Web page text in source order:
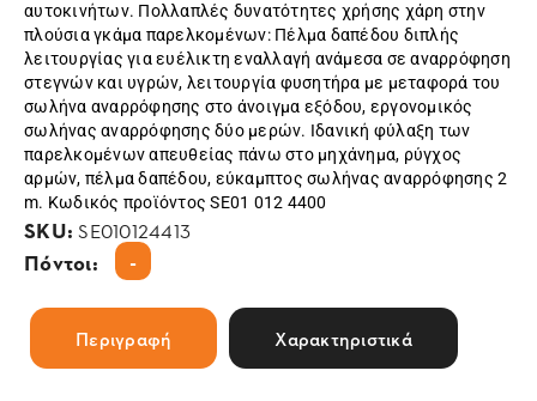
αυτοκινήτων. Πολλαπλές δυνατότητες χρήσης χάρη στην
πλούσια γκάμα παρελκομένων: Πέλμα δαπέδου διπλής
λειτουργίας για ευέλικτη εναλλαγή ανάμεσα σε αναρρόφηση
στεγνών και υγρών, λειτουργία φυσητήρα με μεταφορά του
σωλήνα αναρρόφησης στο άνοιγμα εξόδου, εργονομικός
σωλήνας αναρρόφησης δύο μερών. Ιδανική φύλαξη των
παρελκομένων απευθείας πάνω στο μηχάνημα, ρύγχος
αρμών, πέλμα δαπέδου, εύκαμπτος σωλήνας αναρρόφησης 2
m. Κωδικός προϊόντος SE01 012 4400
SKU:SE010124413
Πόντοι: -
Περιγραφή Χαρακτηριστικά